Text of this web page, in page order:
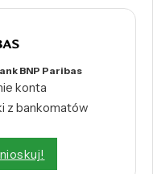
BNP Paribas
konta
z bankomatów